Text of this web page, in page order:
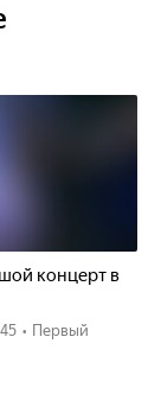
концерт в
• Первый